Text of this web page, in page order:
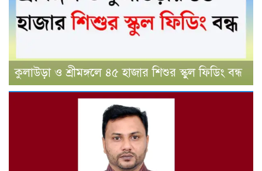
কুলাউড়া ও শ্রীমঙ্গলে ৪৫ হাজার শিশুর স্কুল ফিডিং বন্ধ